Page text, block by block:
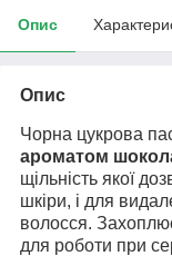
Опис
Опис
Чорна цукрова
ароматом
щільність якої
шкіри, і для
волосся.
для роботи при